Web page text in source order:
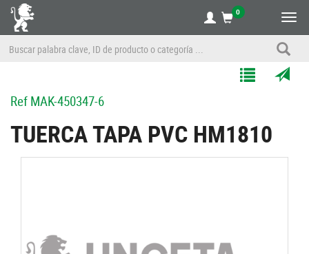
0
un
Listas
RefMAK-450347-6
TUERCA TAPA PVC HM1810